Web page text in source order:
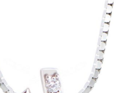
BST NHẪN KIM
BST NHẪN NAM
BST SWEETIES
FAMILY